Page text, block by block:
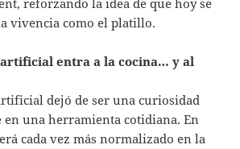
reforzando la idea de que hoy se
vivencia como el platillo.
entra a la cocina… y al
dejó de ser una curiosidad
en una herramienta cotidiana. En
cada vez más normalizado en la